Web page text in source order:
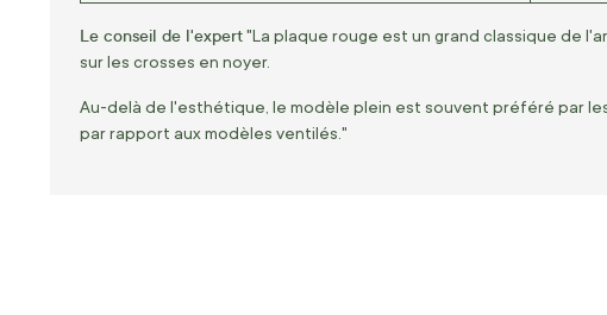
Le conseil de l'expert"La plaque rouge est un grand classique de
sur les crosses en noyer.
Au-delà de l'esthétique, le modèle plein est souvent préféré par
par rapport aux modèles ventilés."